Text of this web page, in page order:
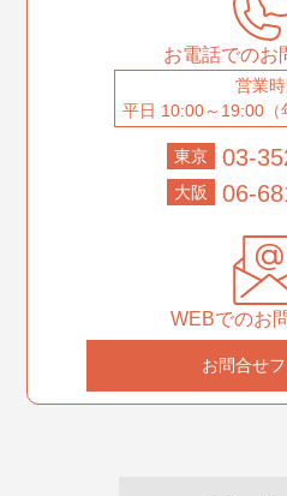
お電話でのお
営業
平日 10:00～19:00（
東京 03-
大阪 06-
WEBでのお
お問合せ